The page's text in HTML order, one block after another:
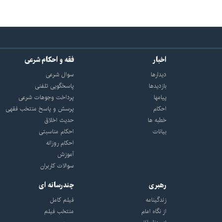
اخبار
دیدارها
بازديدها
پيامها
احكام
خطبه ها
بیانات
فقه و احکام شرعی
سوال شرعی
پاسخگویی تلفنی
پرداخت وجوهات شرعی
پرسش و پاسخ منتخب فقهی
حدیث اخلاق
احکام مناسبتی
احکام روزانه
آموزش
سوالات کاربران
رهبری
زندگینامه
از نگاه امام
چندرسانه ای
فیلم کامل
منتخب فیلم